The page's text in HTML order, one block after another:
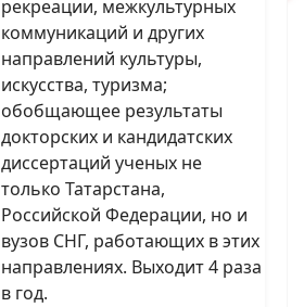
рекреации, межкультурных
коммуникаций и других
направлений культуры,
искусства, туризма;
обобщающее результаты
докторских и кандидатских
диссертаций ученых не
только Татарстана,
Российской Федерации, но и
вузов СНГ, работающих в этих
направлениях. Выходит 4 раза
в год.